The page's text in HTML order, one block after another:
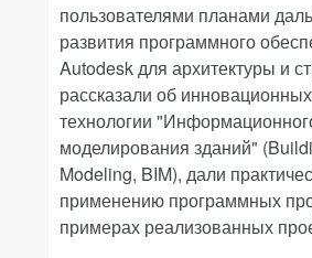
пользователями планами
развития программного
Autodesk для архитектуры и
рассказали об
технологии
моделирования зданий"
Modeling, BIM), дали
применению программных
примерах реализованных